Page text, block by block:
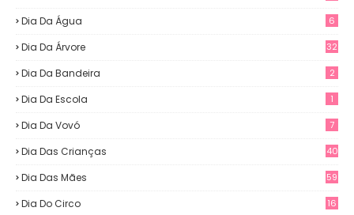
Dia Da Água 6
Dia Da Árvore 32
Dia Da Bandeira 2
Dia Da Escola 1
Dia Da Vovó 7
Dia Das Crianças 40
Dia Das Mães 59
Dia Do Circo 16